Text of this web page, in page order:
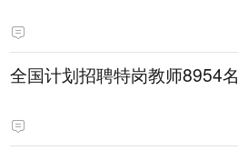
全国计划招聘特岗教师8954名